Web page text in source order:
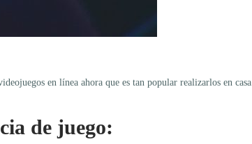
en línea ahora que es tan popular realizarlos en casa.
de juego: